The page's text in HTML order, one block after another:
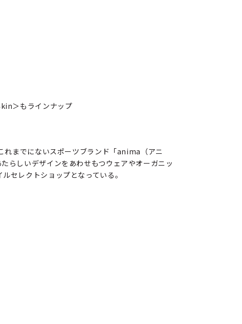
＞もラインナップ
れまでにないスポーツブランド「anima（アニ
らしいデザインをあわせもつウェアやオーガニッ
セレクトショップとなっている。